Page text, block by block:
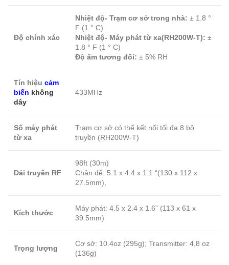
Độ chính xác
Nhiệt độ- Trạm cơ sở trong nhà: ± 1.8 °
F (1 ° C)
Nhiệt độ- Máy phát từ xa(RH200W-T): ±
1.8 ° F (1 ° C)
Độ ẩm tương đối: ± 5% RH
Tín hiệu cảm
biến không
dây
433MHz
Số máy phát
từ xa
Trạm cơ sở có thể kết nối tối đa 8 bộ
truyền (RH200W-T)
Dải truyền RF
98ft (30m)
Chân đế: 5.1 x 4.4 x 1.1 “(130 x 112 x
27.5mm),
Kích thước
Máy phát: 4.5 x 2.4 x 1.6” (113 x 61 x
39.5mm)
Trọng lượng
Cơ sở: 10.4oz (295g); Transmitter: 4,8 oz
(136g)